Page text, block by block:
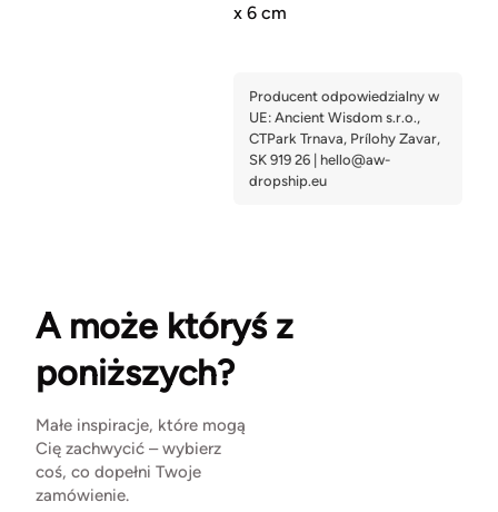
x 6 cm
A może któryś z
poniższych?
Małe inspiracje, które mogą
Cię zachwycić – wybierz
coś, co dopełni Twoje
zamówienie.